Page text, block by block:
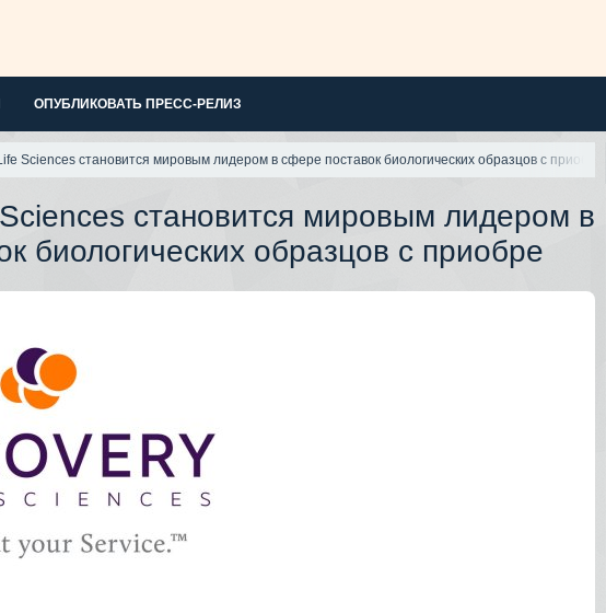
ОПУБЛИКОВАТЬ ПРЕСС-РЕЛИЗ
Sciences становится мировым лидером в сфере поставок биологических образцов с приобре
становится мировым лидером в
биологических образцов с приобре